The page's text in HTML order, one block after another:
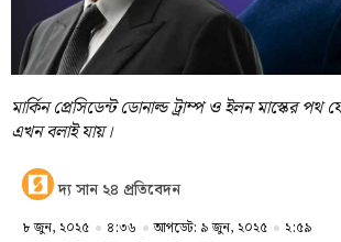
মার্কিন প্রেসিডেন্ট ডোনাল্ড ট্রাম্প ও ইলন মাস্কের
এখন বলাই যায়।
দ্য সান ২৪ প্রতিবেদন
৮ জুন, ২০২৫ ৪:৩৬ আপডেট: ৯ জুন, ২০২৫ ২:৫৯